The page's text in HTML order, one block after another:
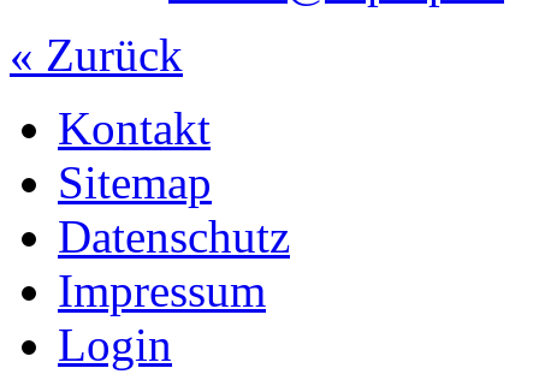
« Zurück
Kontakt
Sitemap
Datenschutz
Impressum
Login